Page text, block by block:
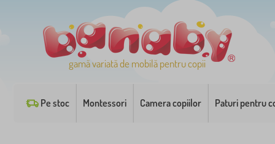
gamă variată de mobilă pentru copii
Pe stoc Montessori Camera copiilor Paturi pentru